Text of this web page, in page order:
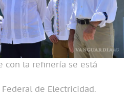
con la refinería se está
de Electricidad.